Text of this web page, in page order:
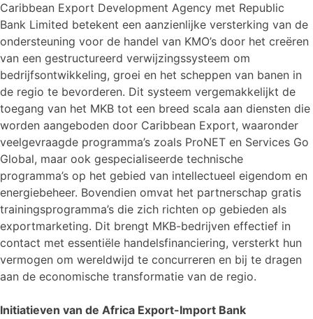
Caribbean Export Development Agency met Republic
Bank Limited betekent een aanzienlijke versterking van de
ondersteuning voor de handel van KMO’s door het creëren
van een gestructureerd verwijzingssysteem om
bedrijfsontwikkeling, groei en het scheppen van banen in
de regio te bevorderen. Dit systeem vergemakkelijkt de
toegang van het MKB tot een breed scala aan diensten die
worden aangeboden door Caribbean Export, waaronder
veelgevraagde programma’s zoals ProNET en Services Go
Global, maar ook gespecialiseerde technische
programma’s op het gebied van intellectueel eigendom en
energiebeheer. Bovendien omvat het partnerschap gratis
trainingsprogramma’s die zich richten op gebieden als
exportmarketing. Dit brengt MKB-bedrijven effectief in
contact met essentiële handelsfinanciering, versterkt hun
vermogen om wereldwijd te concurreren en bij te dragen
aan de economische transformatie van de regio.
Initiatieven van de Africa Export-Import Bank